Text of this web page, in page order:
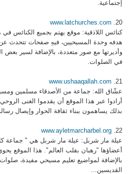
إجتماعية.
20.
www.latchurches.com
كنائس اللاذقية: موقع يهتم بجميع الكنائس في
هدفه وحدة المسيحيين، فيهِ صفحات تتحدث
وأديرتها مع صور متعددة، بالإضافة لسير
في الصلوات.
21.
www.ushaaqallah.com
عشّاق الله: جماعة من الأصدقاء مسلمين
أرادوا عبر هذا الموقع أن يقدموا الغنى
بذلك يساهمون ببناء ثقافة الحوار وإيصال
22.
www.ayletmarcharbel.org
عيلة مار شربل: عيلة مار شربل هي " جماعة
أعضاؤها "رهبان بقلب العالم". هذا الموقع
بالإضافة لمواضيع تعليم مسيحي مفيدة،
القديسين...